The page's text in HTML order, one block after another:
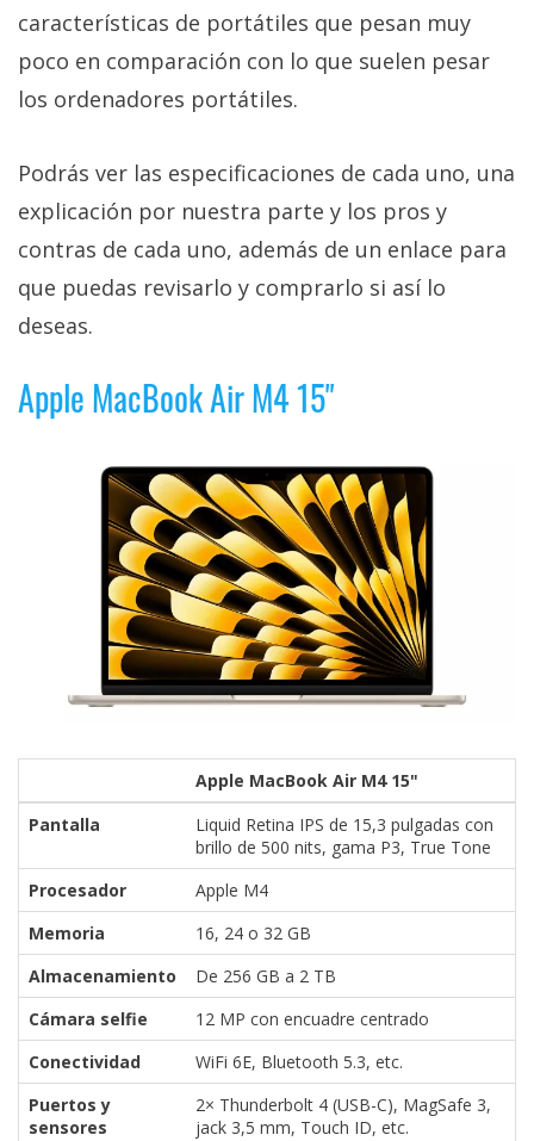
características de portátiles que pesan muy
poco en comparación con lo que suelen pesar
los ordenadores portátiles.
Podrás ver las especificaciones de cada uno, una
explicación por nuestra parte y los pros y
contras de cada uno, además de un enlace para
que puedas revisarlo y comprarlo si así lo
deseas.
Apple MacBook Air M4 15"
Apple MacBook Air M4 15"
Pantalla
Liquid Retina IPS de 15,3 pulgadas con
brillo de 500 nits, gama P3, True Tone
Procesador
Apple M4
Memoria
16, 24 o 32 GB
Almacenamiento
De 256 GB a 2 TB
Cámara selfie
12 MP con encuadre centrado
Conectividad
WiFi 6E, Bluetooth 5.3, etc.
Puertos y
sensores
2× Thunderbolt 4 (USB-C), MagSafe 3,
jack 3,5 mm, Touch ID, etc.